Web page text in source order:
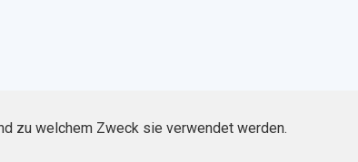
zu welchem Zweck sie verwendet werden.